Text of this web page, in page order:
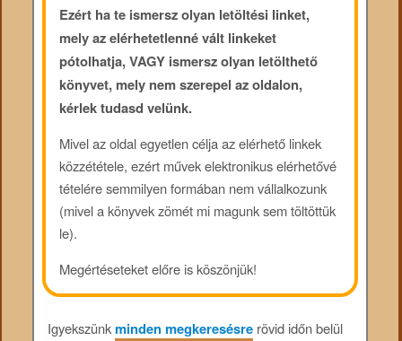
Ezért ha te ismersz olyan letöltési linket,
mely az elérhetetlenné vált linkeket
pótolhatja, VAGY ismersz olyan letölthető
könyvet, mely nem szerepel az oldalon,
kérlek tudasd velünk.
Mivel az oldal egyetlen célja az elérhető linkek
közzététele, ezért művek elektronikus elérhetővé
tételére semmilyen formában nem vállalkozunk
(mivel a könyvek zömét mi magunk sem töltöttük
le).
Megértéseteket előre is köszönjük!
Igyekszünkminden megkeresésrerövid időn belül